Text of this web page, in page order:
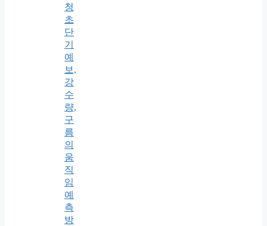
청
초
단
기
예
보,
강
수
량,
구
름
의
움
직
임
예
측
방